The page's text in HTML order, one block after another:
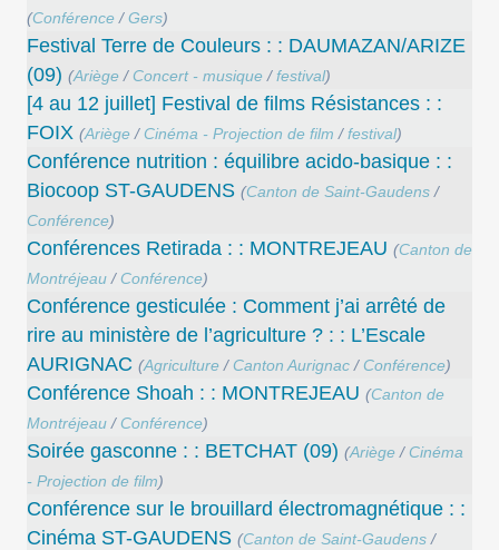
(Conférence /Gers)
Festival Terre de Couleurs : : DAUMAZAN/ARIZE
(09) (Ariège / Concert - musique /festival)
[4 au 12 juillet] Festival de films Résistances : :
FOIX (Ariège / Cinéma - Projection de film /festival)
Conférence nutrition : équilibre acido-basique : :
Biocoop ST-GAUDENS (Canton de Saint-Gaudens /
Conférence)
Conférences Retirada : : MONTREJEAU (Canton de
Montréjeau / Conférence)
Conférence gesticulée : Comment j’ai arrêté de
rire au ministère de l’agriculture ? : : L’Escale
AURIGNAC (Agriculture / Canton Aurignac / Conférence)
Conférence Shoah : : MONTREJEAU (Canton de
Montréjeau / Conférence)
Soirée gasconne : : BETCHAT (09) (Ariège / Cinéma
- Projection de film)
Conférence sur le brouillard électromagnétique : :
Cinéma ST-GAUDENS (Canton de Saint-Gaudens /